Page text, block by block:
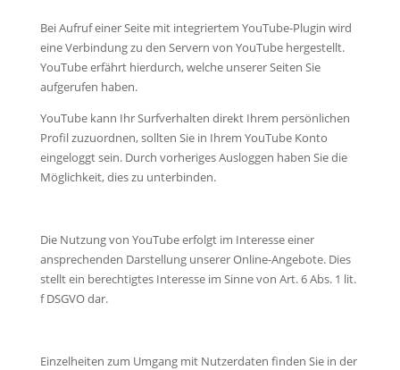
Bei Aufruf einer Seite mit integriertem YouTube-Plugin wird
eine Verbindung zu den Servern von YouTube hergestellt.
YouTube erfährt hierdurch, welche unserer Seiten Sie
aufgerufen haben.
YouTube kann Ihr Surfverhalten direkt Ihrem persönlichen
Profil zuzuordnen, sollten Sie in Ihrem YouTube Konto
eingeloggt sein. Durch vorheriges Ausloggen haben Sie die
Möglichkeit, dies zu unterbinden.
Die Nutzung von YouTube erfolgt im Interesse einer
ansprechenden Darstellung unserer Online-Angebote. Dies
stellt ein berechtigtes Interesse im Sinne von Art. 6 Abs. 1 lit.
f DSGVO dar.
Einzelheiten zum Umgang mit Nutzerdaten finden Sie in der